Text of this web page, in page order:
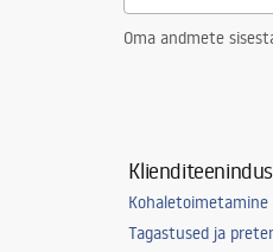
Oma andmete
Klienditeenindus
Kohaletoimetamine
Tagastused ja